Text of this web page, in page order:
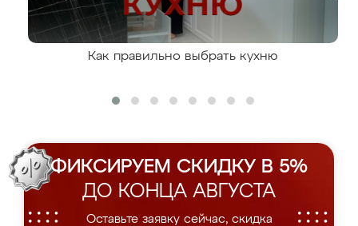
Как правильно выбрать кухню
ФИКСИРУЕМ СКИДКУ В 5%
ДО КОНЦА АВГУСТА
Оставьте заявку сейчас, скидка